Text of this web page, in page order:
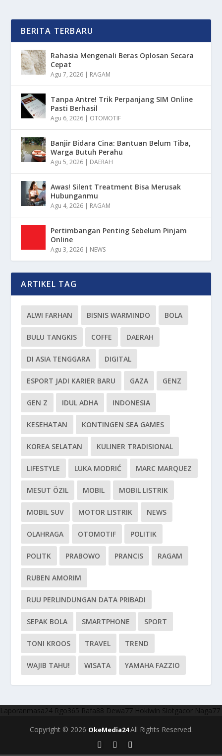
BERITA TERBARU
Rahasia Mengenali Beras Oplosan Secara
Cepat
Agu 7, 2026 | RAGAM
Tanpa Antre! Trik Perpanjang SIM Online
Pasti Berhasil
Agu 6, 2026 | OTOMOTIF
Banjir Bidara Cina: Bantuan Belum Tiba,
Warga Butuh Perahu
Agu 5, 2026 | DAERAH
Awas! Silent Treatment Bisa Merusak
Hubunganmu
Agu 4, 2026 | RAGAM
Pertimbangan Penting Sebelum Pinjam
Online
Agu 3, 2026 | NEWS
ARTIKEL TAG
ALWI FARHAN BISNIS WARMINDO BOLA
BULU TANGKIS COFFE DAERAH
DI ASIA TENGGARA DIGITAL
ESPORT JADI KARIER BARU GAZA GENZ
GEN Z IDUL ADHA INDONESIA
KESEHATAN KONTINGEN SEA GAMES
KOREA SELATAN KULINER TRADISIONAL
LIFESTYLE LUKA MODRIĆ MARC MARQUEZ
MESUT ÖZIL MOBIL MOBIL LISTRIK
MOBIL SUV MOTOR LISTRIK NEWS
OLAHRAGA OTOMOTIF POLITIK
POLITK PRABOWO PRANCIS RAGAM
RUBEN AMORIM
RUU PERLINDUNGAN DATA PRIBADI
SEPAK BOLA SMARTPHONE SPORT
TONI KROOS TRAVEL TREND
WAJIB TAHU! WISATA YAMAHA FAZZIO
Laporanmasa24 Rgo365 Rafa88 Dewa77 Hokiwin Slotgacor Naga77
Copyright © 2026 OkeMedia24All Rights Reserved.